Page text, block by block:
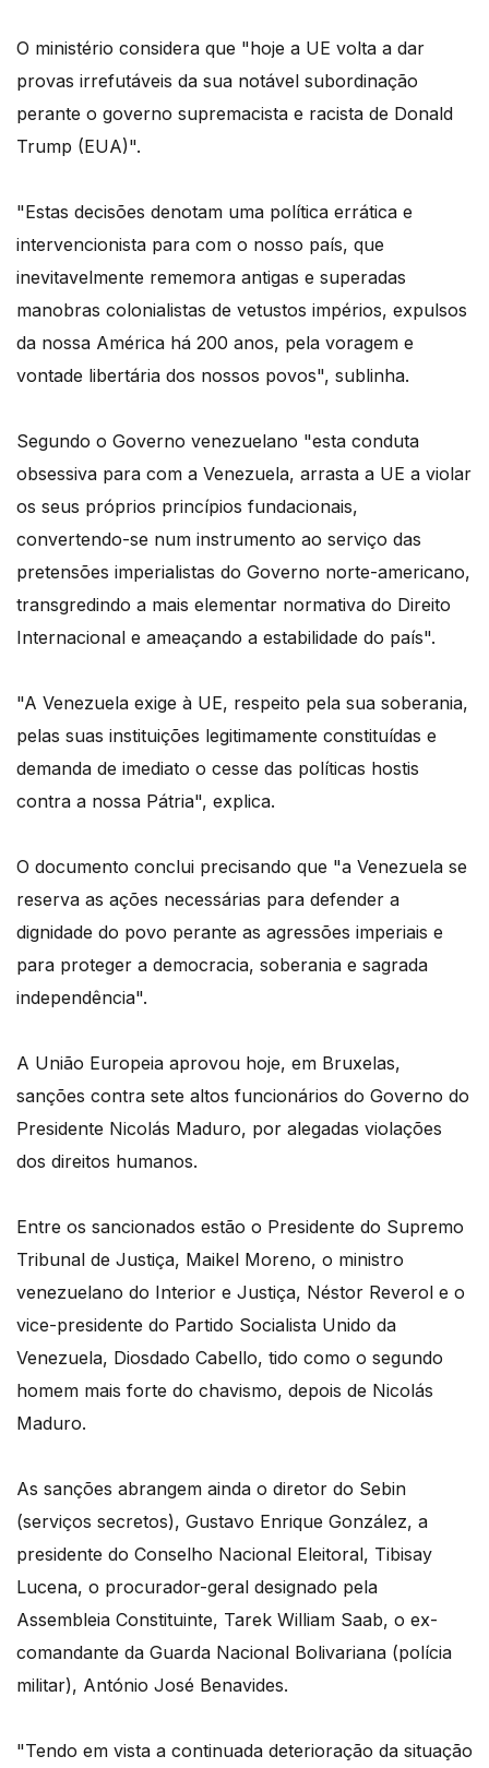
O ministério considera que "hoje a UE volta a dar
provas irrefutáveis da sua notável subordinação
perante o governo supremacista e racista de Donald
Trump (EUA)".
"Estas decisões denotam uma política errática e
intervencionista para com o nosso país, que
inevitavelmente rememora antigas e superadas
manobras colonialistas de vetustos impérios, expulsos
da nossa América há 200 anos, pela voragem e
vontade libertária dos nossos povos", sublinha.
Segundo o Governo venezuelano "esta conduta
obsessiva para com a Venezuela, arrasta a UE a violar
os seus próprios princípios fundacionais,
convertendo-se num instrumento ao serviço das
pretensões imperialistas do Governo norte-americano,
transgredindo a mais elementar normativa do Direito
Internacional e ameaçando a estabilidade do país".
"A Venezuela exige à UE, respeito pela sua soberania,
pelas suas instituições legitimamente constituídas e
demanda de imediato o cesse das políticas hostis
contra a nossa Pátria", explica.
O documento conclui precisando que "a Venezuela se
reserva as ações necessárias para defender a
dignidade do povo perante as agressões imperiais e
para proteger a democracia, soberania e sagrada
independência".
A União Europeia aprovou hoje, em Bruxelas,
sanções contra sete altos funcionários do Governo do
Presidente Nicolás Maduro, por alegadas violações
dos direitos humanos.
Entre os sancionados estão o Presidente do Supremo
Tribunal de Justiça, Maikel Moreno, o ministro
venezuelano do Interior e Justiça, Néstor Reverol e o
vice-presidente do Partido Socialista Unido da
Venezuela, Diosdado Cabello, tido como o segundo
homem mais forte do chavismo, depois de Nicolás
Maduro.
As sanções abrangem ainda o diretor do Sebin
(serviços secretos), Gustavo Enrique González, a
presidente do Conselho Nacional Eleitoral, Tibisay
Lucena, o procurador-geral designado pela
Assembleia Constituinte, Tarek William Saab, o ex-
comandante da Guarda Nacional Bolivariana (polícia
militar), António José Benavides.
"Tendo em vista a continuada deterioração da situação